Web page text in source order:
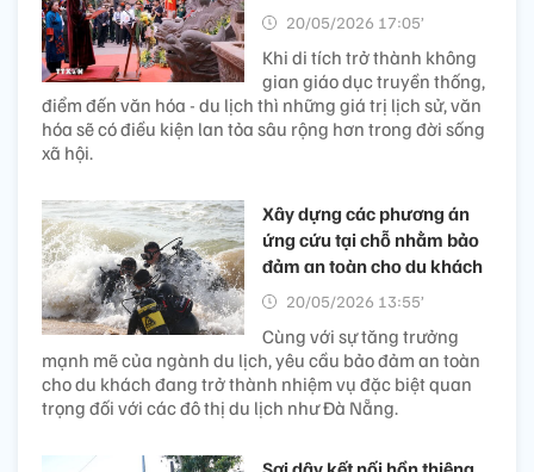
20/05/2026 17:05’
Khi di tích trở thành không
gian giáo dục truyền thống,
điểm đến văn hóa - du lịch thì những giá trị lịch sử, văn
hóa sẽ có điều kiện lan tỏa sâu rộng hơn trong đời sống
xã hội.
Xây dựng các phương án
ứng cứu tại chỗ nhằm bảo
đảm an toàn cho du khách
20/05/2026 13:55’
Cùng với sự tăng trưởng
mạnh mẽ của ngành du lịch, yêu cầu bảo đảm an toàn
cho du khách đang trở thành nhiệm vụ đặc biệt quan
trọng đối với các đô thị du lịch như Đà Nẵng.